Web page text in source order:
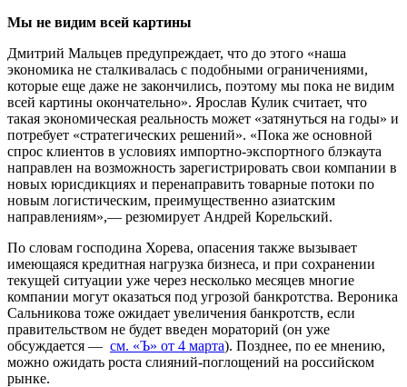
Мы не видим всей картины
Дмитрий Мальцев предупреждает, что до этого «наша
экономика не сталкивалась с подобными ограничениями,
которые еще даже не закончились, поэтому мы пока не видим
всей картины окончательно». Ярослав Кулик считает, что
такая экономическая реальность может «затянуться на годы» и
потребует «стратегических решений». «Пока же основной
спрос клиентов в условиях импортно-экспортного блэкаута
направлен на возможность зарегистрировать свои компании в
новых юрисдикциях и перенаправить товарные потоки по
новым логистическим, преимущественно азиатским
направлениям»,— резюмирует Андрей Корельский.
По словам господина Хорева, опасения также вызывает
имеющаяся кредитная нагрузка бизнеса, и при сохранении
текущей ситуации уже через несколько месяцев многие
компании могут оказаться под угрозой банкротства. Вероника
Сальникова тоже ожидает увеличения банкротств, если
правительством не будет введен мораторий (он уже
обсуждается — см. «Ъ» от 4 марта). Позднее, по ее мнению,
можно ожидать роста слияний-поглощений на российском
рынке.